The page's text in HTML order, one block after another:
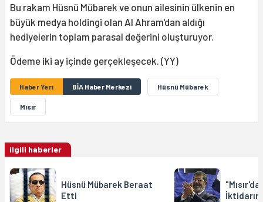
Bu rakam Hüsnü Mübarek ve onun ailesinin ülkenin en
büyük medya holdingi olan Al Ahram'dan aldığı
hediyelerin toplam parasal değerini oluşturuyor.
Ödeme iki ay içinde gerçekleşecek. (YY)
Haber Yeri BİA Haber Merkezi Hüsnü Mübarek
Mısır
ilgili haberler
Hüsnü Mübarek Beraat
Etti
İktidarın